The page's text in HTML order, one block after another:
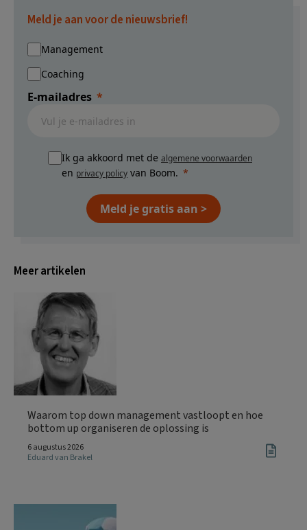
Meld je aan voor de nieuwsbrief!
Management
Coaching
E-mailadres
Ik ga akkoord met de algemene voorwaarden
en privacy policy van Boom.
Meld je gratis aan >
Meer artikelen
Waarom top down management vastloopt en hoe
bottom up organiseren de oplossing is
6 augustus 2026
Eduard van Brakel